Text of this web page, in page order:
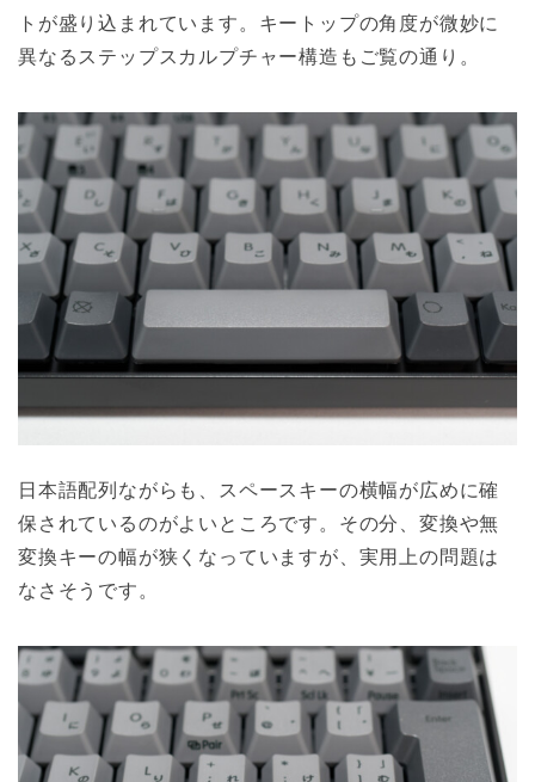
トが盛り込まれています。キートップの角度が微妙に
異なるステップスカルプチャー構造もご覧の通り。
日本語配列ながらも、スペースキーの横幅が広めに確
保されているのがよいところです。その分、変換や無
変換キーの幅が狭くなっていますが、実用上の問題は
なさそうです。